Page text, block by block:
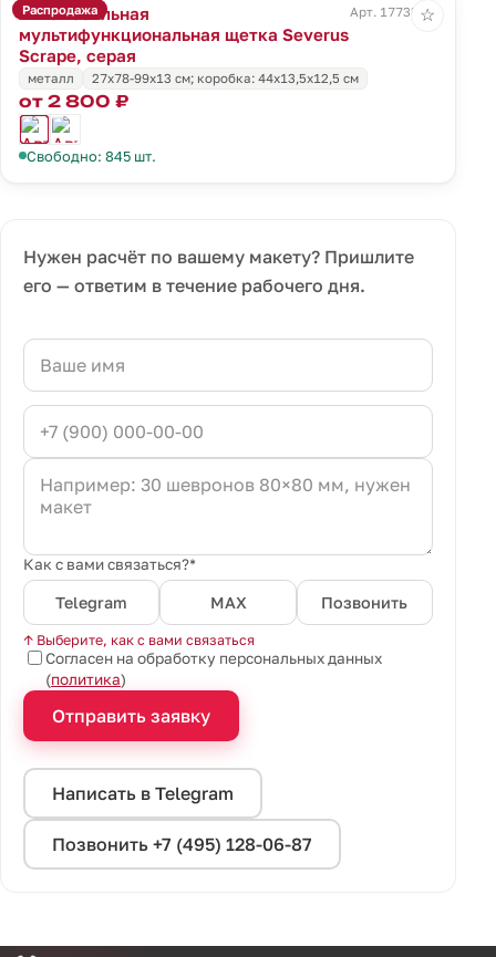
Распродажа
Автомобильная
мультифункциональная щетка Severus
Scrape, серая
Арт. 17735.10
металл 27х78-99х13 см; коробка: 44х13,5х12,5 см
от 2 800 ₽
Свободно: 845 шт.
☆
Нужен расчёт по вашему макету? Пришлите
его — ответим в течение рабочего дня.
Как с вами связаться?*
Telegram MAX Позвонить
↑ Выберите, как с вами связаться
Согласен на обработку персональных данных
(политика)
Отправить заявку
Написать в Telegram
Позвонить +7 (495) 128-06-87